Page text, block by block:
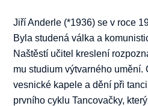
Jiří Anderle (*1936) se v roce
Byla studená válka a
Naštěstí učitel kreslení
mu studium výtvarného umění.
vesnické kapele a dění při
prvního cyklu Tancovačky,